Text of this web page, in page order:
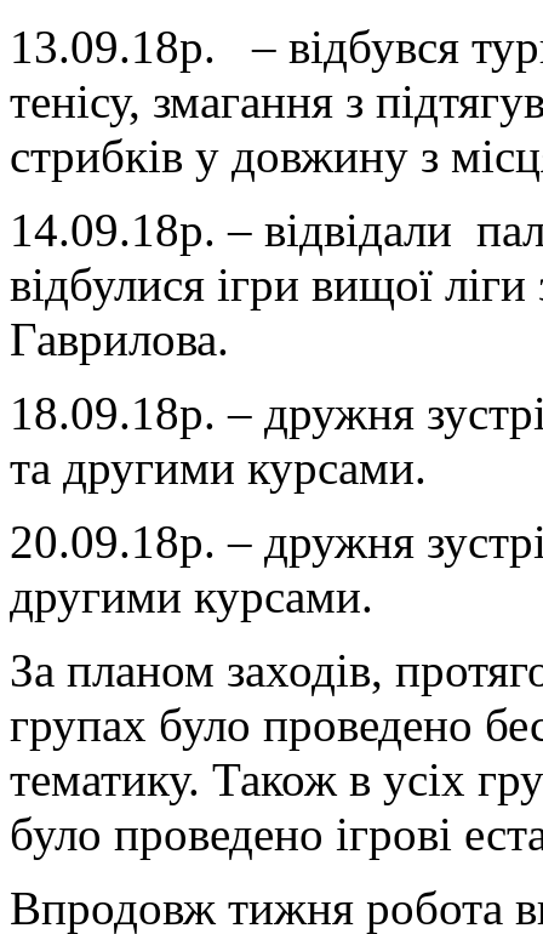
13.09.18р. – відбувся
тенісу, змагання з
стрибків у довжину з
14.09.18р. – відвідали
відбулися ігри вищої
Гаврилова.
18.09.18р. – дружня
та другими курсами.
20.09.18р. – дружня
другими курсами.
За планом заходів,
групах було проведено
тематику. Також в усіх
було проведено ігрові
Впродовж тижня робота